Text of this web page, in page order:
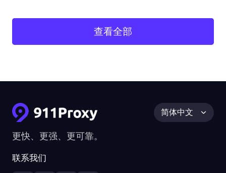
查看全部
更快、更强、更可靠。
联系我们
简体中文